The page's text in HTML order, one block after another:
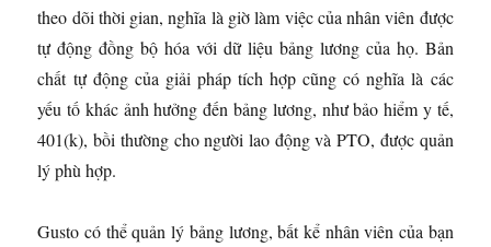
theo dõi thời gian, nghĩa là giờ làm việc của nhân viên được
tự động đồng bộ hóa với dữ liệu bảng lương của họ. Bản
chất tự động của giải pháp tích hợp cũng có nghĩa là các
yếu tố khác ảnh hưởng đến bảng lương, như bảo hiểm y tế,
401(k), bồi thường cho người lao động và PTO, được quản
lý phù hợp.
Gusto có thể quản lý bảng lương, bất kể nhân viên của bạn